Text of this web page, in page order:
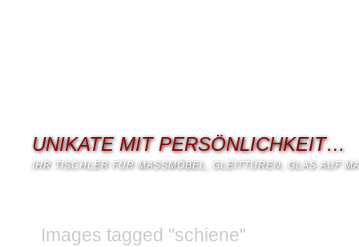
UNIKATE MIT PERSÖNLICHKEIT…
IHR TISCHLER FÜR MASSMÖBEL, GLEITTÜREN, GLAS AUF
Images tagged "schiene"